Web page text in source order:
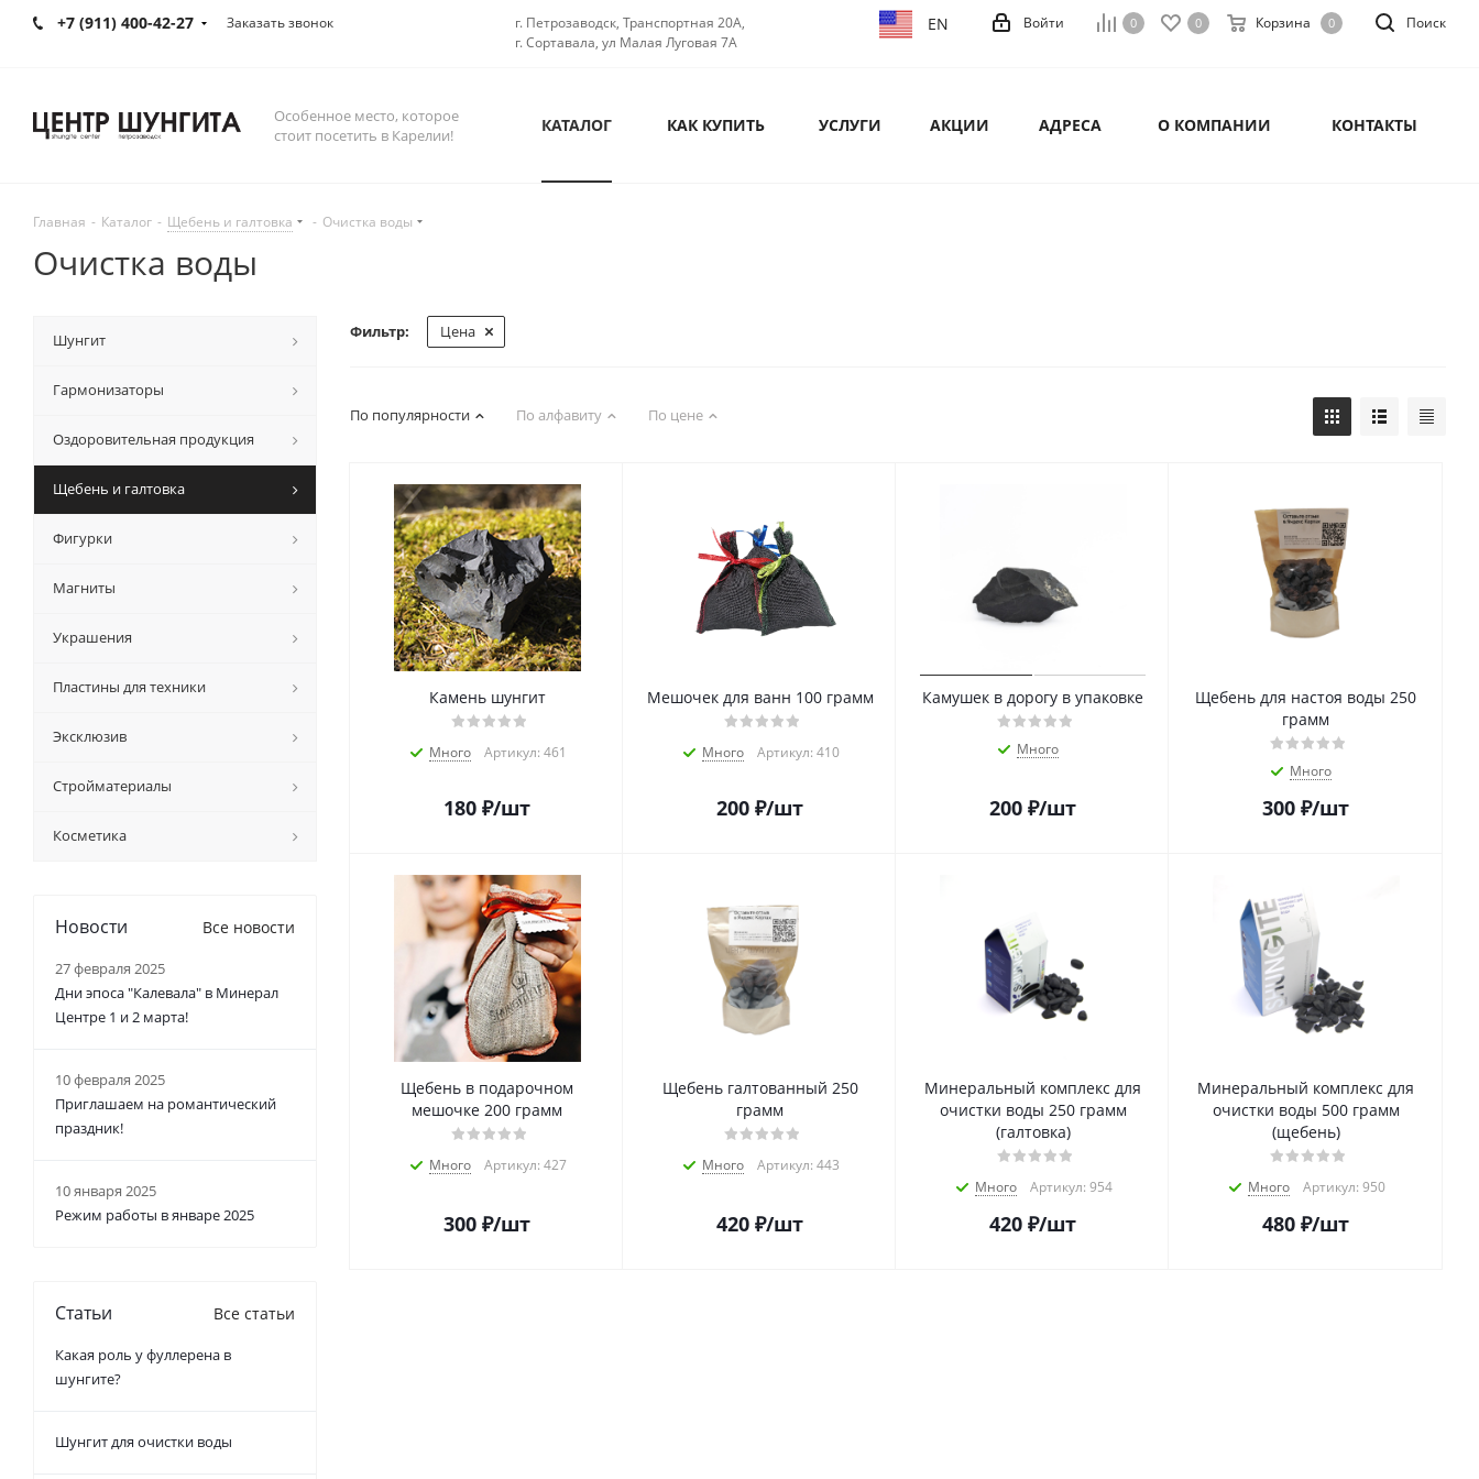
+7 (911) 400-42-27 Заказать звонок
г. Петрозаводск, Транспортная 20А,
г. Сортавала, ул Малая Луговая 7А
Поиск
0 0 Корзина 0
Войти
EN
Особенное место, которое
стоит посетить в Карелии!
КАТАЛОГ КАК КУПИТЬ УСЛУГИ АКЦИИ АДРЕСА О КОМПАНИИ КОНТАКТЫ
Главная - Каталог - Щебень и галтовка - Очистка воды
Очистка воды
Фильтр: Цена
По популярности По алфавиту По цене
Камень шунгит
Много Артикул: 461
180 ₽/шт
Мешочек для ванн 100 грамм
Много Артикул: 410
200 ₽/шт
Камушек в дорогу в упаковке
Много
200 ₽/шт
Щебень для настоя воды 250
грамм
Много
300 ₽/шт
Щебень в подарочном
мешочке 200 грамм
Много Артикул: 427
300 ₽/шт
Щебень галтованный 250
грамм
Много Артикул: 443
420 ₽/шт
Минеральный комплекс для
очистки воды 250 грамм
(галтовка)
Много Артикул: 954
420 ₽/шт
Минеральный комплекс для
очистки воды 500 грамм
(щебень)
Много Артикул: 950
480 ₽/шт
Шунгит
Гармонизаторы
Оздоровительная продукция
Щебень и галтовка
Фигурки
Магниты
Украшения
Пластины для техники
Эксклюзив
Стройматериалы
Косметика
Новости Все новости
27 февраля 2025
Дни эпоса "Калевала" в Минерал
Центре 1 и 2 марта!
10 февраля 2025
Приглашаем на романтический
праздник!
10 января 2025
Режим работы в январе 2025
Статьи Все статьи
Какая роль у фуллерена в
шунгите?
Шунгит для очистки воды